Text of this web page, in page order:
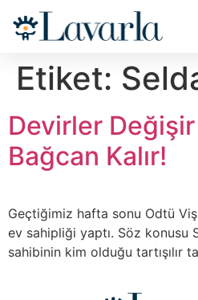
Etiket:
Devirler
Bağcan Kalır!
Geçtiğimiz hafta sonu Odtü
ev sahipliği yaptı. Söz konusu
sahibinin kim olduğu tartışılır